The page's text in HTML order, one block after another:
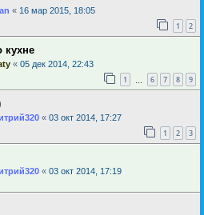
« 16 мар 2015, 18:05
1 2
кухне
« 05 дек 2014, 22:43
1 6 7 8 9
« 03 окт 2014, 17:27
1 2 3
« 03 окт 2014, 17:19